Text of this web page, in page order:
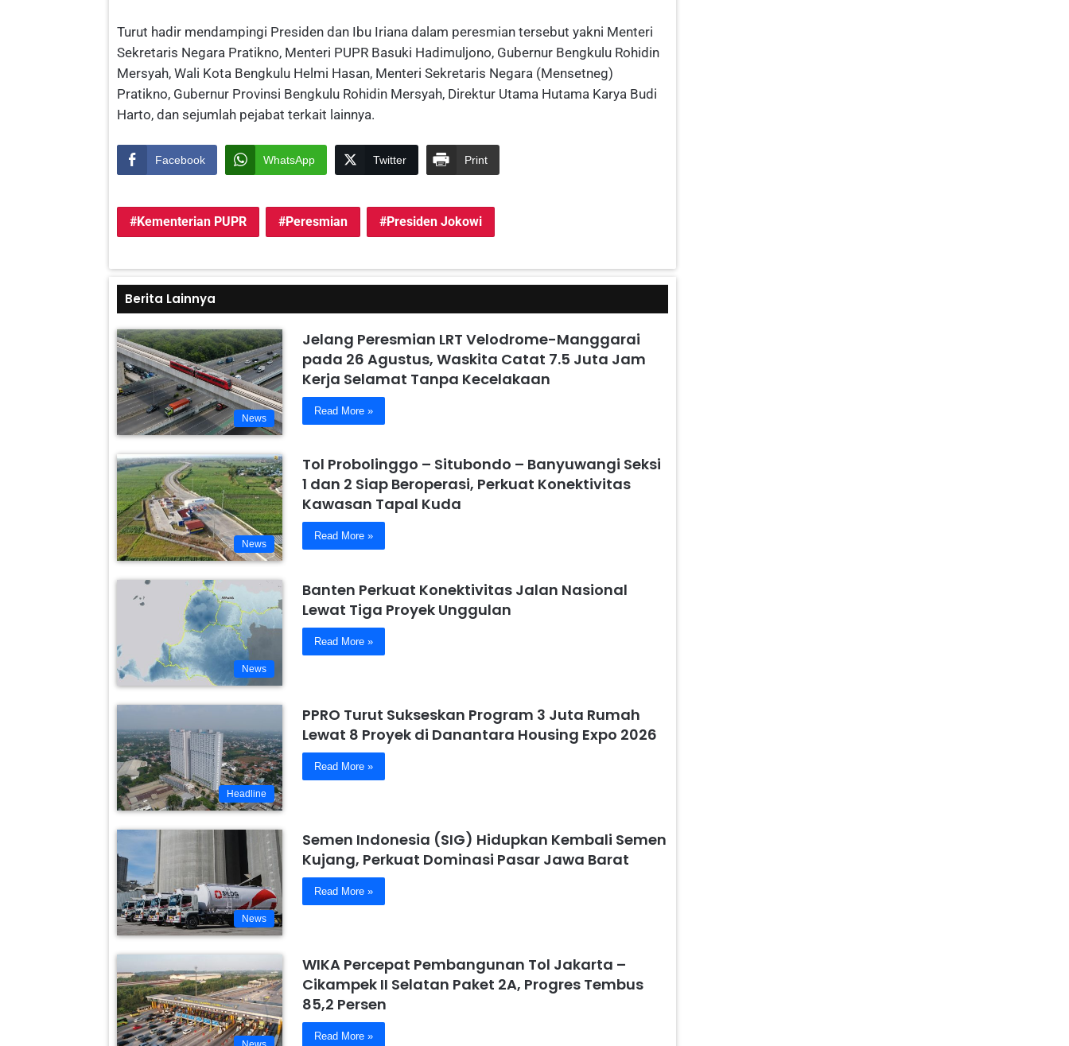
Turut hadir mendampingi Presiden dan Ibu Iriana dalam peresmian tersebut yakni Menteri
Sekretaris Negara Pratikno, Menteri PUPR Basuki Hadimuljono, Gubernur Bengkulu Rohidin
Mersyah, Wali Kota Bengkulu Helmi Hasan, Menteri Sekretaris Negara (Mensetneg)
Pratikno, Gubernur Provinsi Bengkulu Rohidin Mersyah, Direktur Utama Hutama Karya Budi
Harto, dan sejumlah pejabat terkait lainnya.
Facebook WhatsApp Twitter Print
Kementerian PUPR Peresmian Presiden Jokowi
Berita Lainnya
News
Jelang Peresmian LRT Velodrome-Manggarai
pada 26 Agustus, Waskita Catat 7.5 Juta Jam
Kerja Selamat Tanpa Kecelakaan
Read More »
News
Tol Probolinggo – Situbondo – Banyuwangi Seksi
1 dan 2 Siap Beroperasi, Perkuat Konektivitas
Kawasan Tapal Kuda
Read More »
News
Banten Perkuat Konektivitas Jalan Nasional
Lewat Tiga Proyek Unggulan
Read More »
Headline
PPRO Turut Sukseskan Program 3 Juta Rumah
Lewat 8 Proyek di Danantara Housing Expo 2026
Read More »
News
Semen Indonesia (SIG) Hidupkan Kembali Semen
Kujang, Perkuat Dominasi Pasar Jawa Barat
Read More »
WIKA Percepat Pembangunan Tol Jakarta –
Cikampek II Selatan Paket 2A, Progres Tembus
85,2 Persen
Read More »